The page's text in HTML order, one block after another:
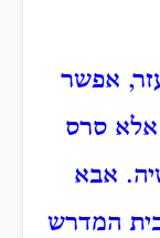
אפשר
אלא סרס
אבא
המדרש